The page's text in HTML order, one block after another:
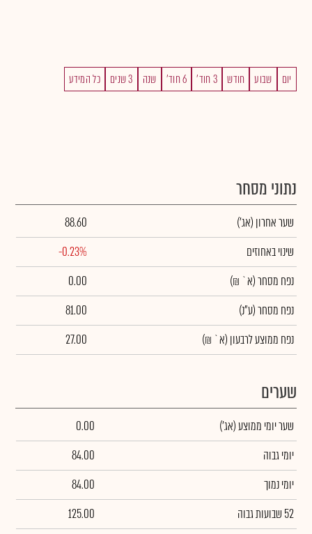
יום שבוע חודש 3 חוד' 6 חוד' שנה 3 שנים כל המידע
נתוני מסחר
שער אחרון (אג')
88.60
שינוי באחוזים
-0.23%
נפח מסחר(א` ₪)
0.00
נפח מסחר(ע"נ)
81.00
נפח ממוצע לרבעון (א` ₪)
27.00
שערים
שער יומי ממוצע(אג')
0.00
יומי גבוה
84.00
יומי נמוך
84.00
52 שבועות גבוה
125.00